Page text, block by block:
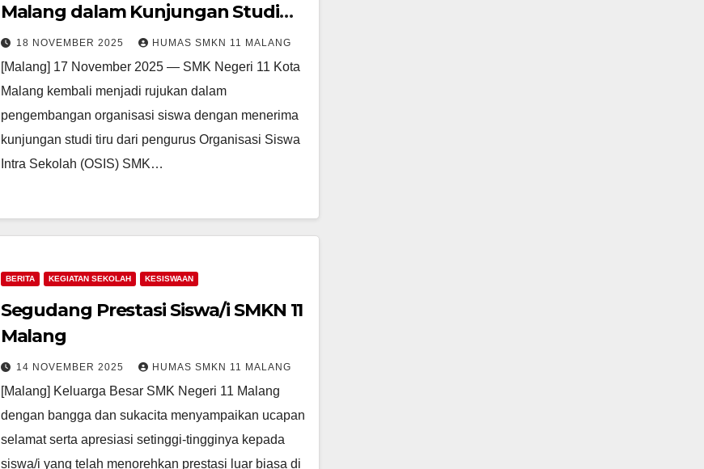
Malang dalam Kunjungan Studi
Tiru OSIS/MPK SMKN 1 Pakong
18 NOVEMBER 2025 HUMAS SMKN 11 MALANG
[Malang] 17 November 2025 — SMK Negeri 11 Kota
Malang kembali menjadi rujukan dalam
pengembangan organisasi siswa dengan menerima
kunjungan studi tiru dari pengurus Organisasi Siswa
Intra Sekolah (OSIS) SMK…
BERITA KEGIATAN SEKOLAH KESISWAAN
Segudang Prestasi Siswa/i SMKN 11
Malang
14 NOVEMBER 2025 HUMAS SMKN 11 MALANG
[Malang] Keluarga Besar SMK Negeri 11 Malang
dengan bangga dan sukacita menyampaikan ucapan
selamat serta apresiasi setinggi-tingginya kepada
siswa/i yang telah menorehkan prestasi luar biasa di